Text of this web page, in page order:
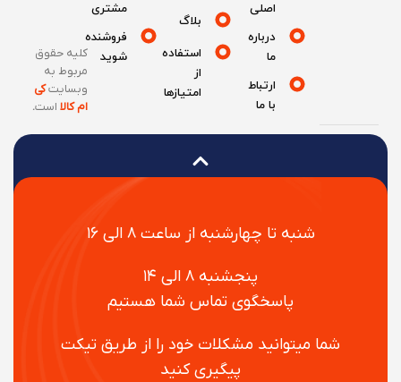
شنبه تا چهارشنبه از ساعت ۸ الی ۱۶
پنجشنبه ۸ الی ۱۴
پاسخگوی تماس شما هستیم
شما میتوانید مشکلات خود را از طریق تیکت
پیگیری کنید
درباره
ارتباط
بلاگ
استفاده
امتیازها
مشتری
فروشنده
شوید
کلیه حقوق
مربوط به
وبسایتکی
ام کالااست.